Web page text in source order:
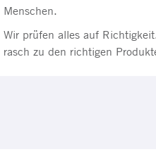
Menschen.
Wir prüfen alles auf
rasch zu den richtigen